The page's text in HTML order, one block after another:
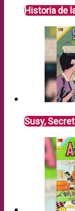
Historia de
Susy,